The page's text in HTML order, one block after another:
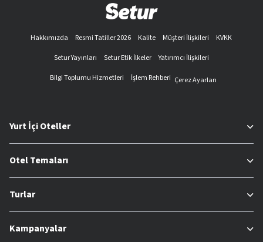
Hakkımızda Resmi Tatiller 2026 Kalite Müşteri İlişkileri
KVKK
Setur Yayınları
Setur Etik İlkeler
Yatırımcı İlişkileri
Bilgi Toplumu Hizmetleri
İşlem Rehberi Çerez Ayarları
Yurt İçi Oteller
Otel Temaları
Turlar
Kampanyalar